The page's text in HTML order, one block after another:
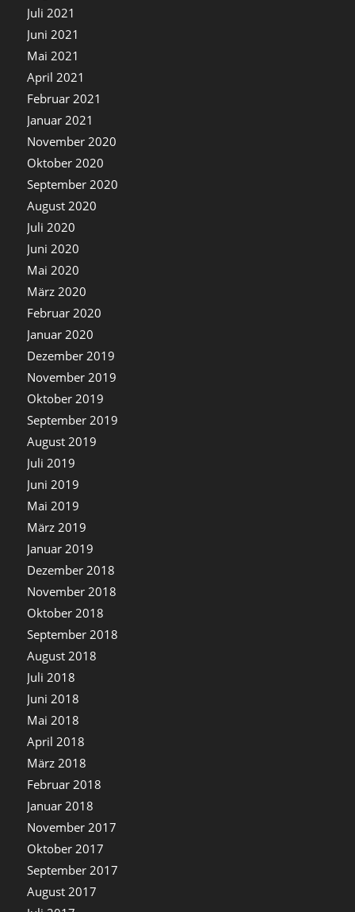
Juli 2021
Juni 2021
Mai 2021
April 2021
Februar 2021
Januar 2021
November 2020
Oktober 2020
September 2020
August 2020
Juli 2020
Juni 2020
Mai 2020
März 2020
Februar 2020
Januar 2020
Dezember 2019
November 2019
Oktober 2019
September 2019
August 2019
Juli 2019
Juni 2019
Mai 2019
März 2019
Januar 2019
Dezember 2018
November 2018
Oktober 2018
September 2018
August 2018
Juli 2018
Juni 2018
Mai 2018
April 2018
März 2018
Februar 2018
Januar 2018
November 2017
Oktober 2017
September 2017
August 2017